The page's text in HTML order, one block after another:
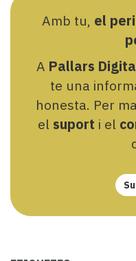
Amb tu, el
A Pallars
te una
honesta. Per
el suport i el